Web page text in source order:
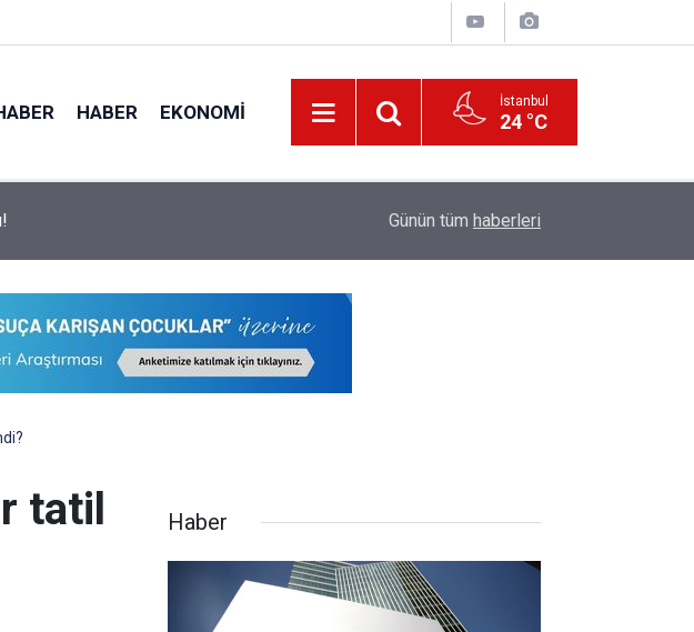
HABER EKONOMI İstanbul
24 °C
LGS Nakil Tercihi Yapacak Öğrencilere
Günün tüm haberleri
tatil
Haber